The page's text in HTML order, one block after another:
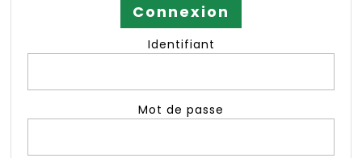
Connexion
Identifiant
Mot de passe